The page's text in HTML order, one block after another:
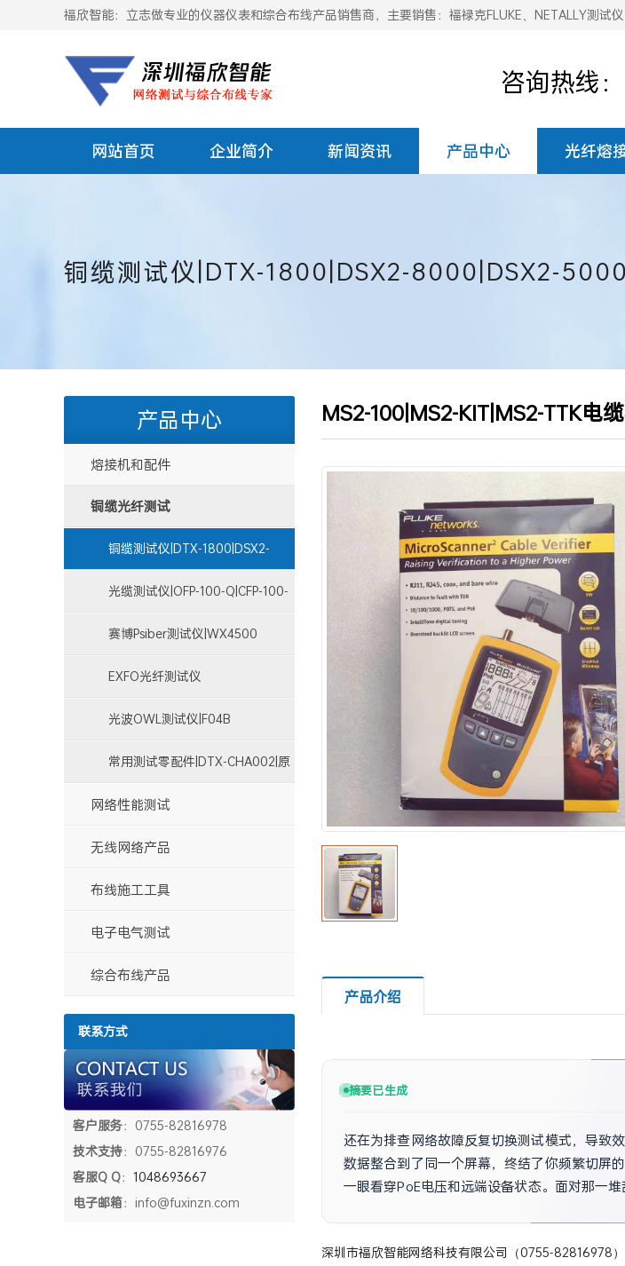
福欣智能：立志做专业的仪器仪表和综合布线产品销售商，主要销售：福禄克FLUKE、NETALLY测试
咨询热线
网站首页 企业简介 新闻资讯 产品中心 光纤熔
铜缆测试仪|DTX-1800|DSX2-8000|DSX2-5000
当前位置 : 首
MS2-100|MS2-KIT|MS2-TTK电
产品介绍
摘要已生成
还在为排查网络故障反复切换测试模式，导致
数据整合到了同一个屏幕，终结了你频繁切屏
一眼看穿PoE电压和远端设备状态。面对那一
深圳市福欣智能网络科技有限公司（0755-82816978
产品中心
熔接机和配件
铜缆光纤测试
铜缆测试仪|DTX-1800|DSX2-
8000|DSX2-5000
光缆测试仪|OFP-100-Q|CFP-100-
赛博Psiber测试仪|WX4500
EXFO光纤测试仪
光波OWL测试仪|F04B
常用测试零配件|DTX-CHA002|原
装电池网络性能测试
无线网络产品
布线施工工具
电子电气测试
综合布线产品
联系方式
客户服务：0755-82816978
技术支持：0755-82816976
客服Q Q： 1048693667
电子邮箱：info@fuxinzn.com